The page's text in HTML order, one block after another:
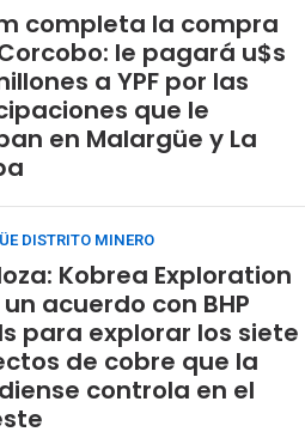
completa la compra
le pagará u$s
a YPF por las
que le
en Malargüe y La
DISTRITO MINERO
Kobrea Exploration
acuerdo con BHP
para explorar los siete
de cobre que la
controla en el